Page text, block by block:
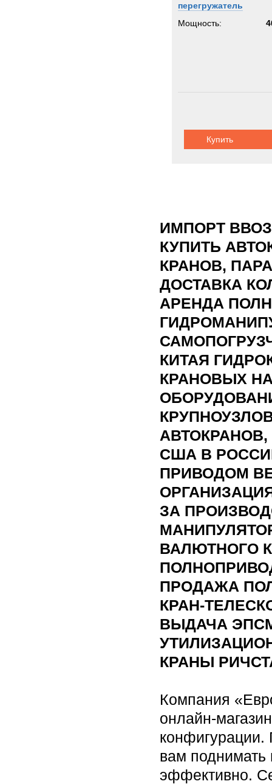
перегружатель
Мощность:
Купить
ИМПОРТ
КУПИТЬ
КРАНОВ,
ДОСТАВКА
АРЕНДА
КИТАЯ
КРАНОВЫХ
США В
ПРИВОДОМ
ЗА
ВАЛЮТНОГО
ПРОДАЖА
КРАН-
ВЫДАЧА
КРАНЫ
Компания
онлайн-
конфигурации.
вам
эффективно.